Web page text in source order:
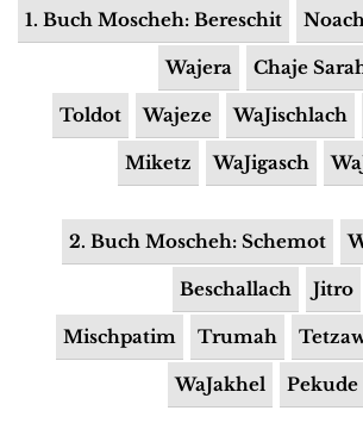
1. Buch Moscheh: Bereschit Noach
Wajera Chaje
Toldot Wajeze WaJischlach
Miketz WaJigasch
2. Buch Moscheh: Schemot
Beschallach Jitro
Mischpatim Trumah
WaJakhel Pekude